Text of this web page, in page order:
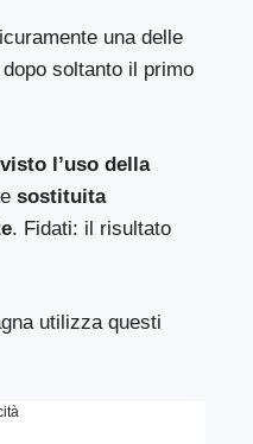
una delle
soltanto il primo
l’uso della
sostituita
. Fidati: il risultato
utilizza questi